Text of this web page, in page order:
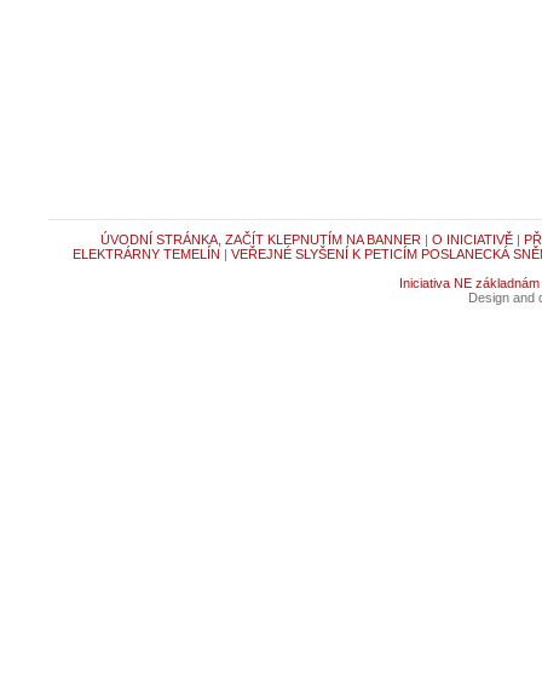
ÚVODNÍ STRÁNKA, ZAČÍT KLEPNUTÍM NA BANNER | O INICIATIVĚ|
ELEKTRÁRNY TEMELÍN | VEŘEJNÉ SLYŠENÍ K PETICÍM POSLANECKÁ
Iniciativa NE základnám
Design and